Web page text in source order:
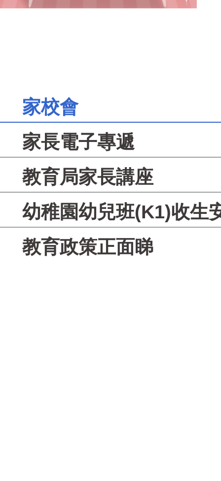
家校會
家長電子專遞
教育局家長講座
幼稚園幼兒班(K1)收生
教育政策正面睇